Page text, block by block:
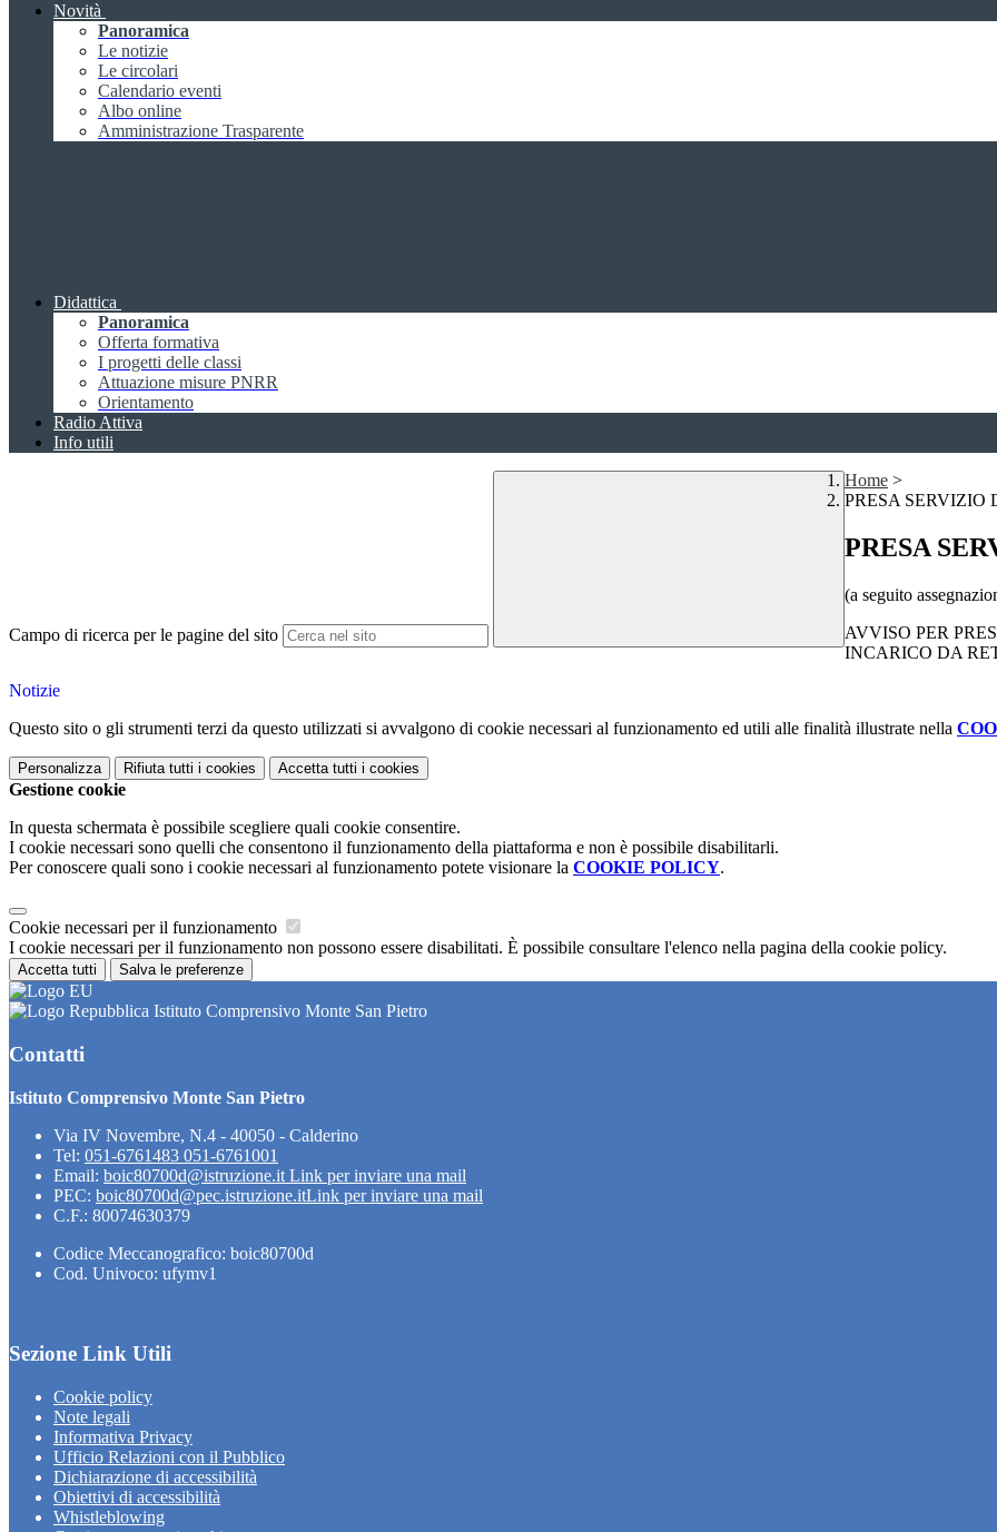
Novità
Panoramica
Le notizie
Le circolari
Calendario eventi
Albo online
Amministrazione Trasparente
Didattica
Panoramica
Offerta formativa
I progetti delle classi
Attuazione misure PNRR
Orientamento
Radio Attiva
Info utili
Campo di ricerca per le pagine del sito
Home >
PRESA SERVIZIO
PRESA
(a seguito
AVVISO PER
INCARICO DA
Notizie
Questo sito o gli strumenti terzi da questo utilizzati si avvalgono di cookie necessari al funzionamento ed utili alle finalità illustrate nella
Personalizza Rifiuta tutti i cookies Accetta tutti i cookies
Gestione cookie
In questa schermata è possibile scegliere quali cookie consentire.
I cookie necessari sono quelli che consentono il funzionamento della piattaforma e non è possibile disabilitarli.
Per conoscere quali sono i cookie necessari al funzionamento potete visionare la COOKIE POLICY.
Cookie necessari per il funzionamento
I cookie necessari per il funzionamento non possono essere disabilitati. È possibile consultare l'elenco nella pagina della cookie policy.
Accetta tutti Salva le preferenze
Istituto Comprensivo Monte San Pietro
Contatti
Istituto Comprensivo Monte San Pietro
Via IV Novembre, N.4 - 40050 - Calderino
Tel: 051-6761483 051-6761001
Email: boic80700d@istruzione.it Link per inviare una mail
PEC: boic80700d@pec.istruzione.itLink per inviare una mail
C.F.: 80074630379
Codice Meccanografico: boic80700d
Cod. Univoco: ufymv1
Sezione Link Utili
Cookie policy
Note legali
Informativa Privacy
Ufficio Relazioni con il Pubblico
Dichiarazione di accessibilità
Obiettivi di accessibilità
Whistleblowing